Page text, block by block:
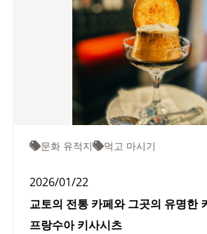
문화 유적지 먹고 마시기
2026/01/22
교토의 전통 카페와 그곳의 유명한
프랑수아 키사시츠